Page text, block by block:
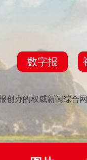
数字报
创办的权威新闻综合